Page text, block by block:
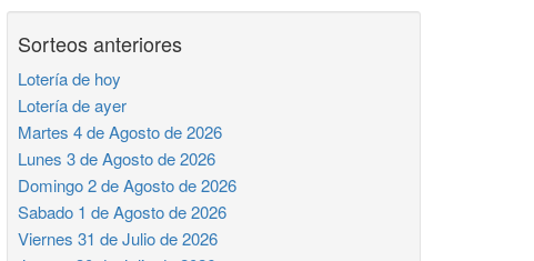
Sorteos anteriores
Lotería de hoy
Lotería de ayer
Martes 4 de Agosto de 2026
Lunes 3 de Agosto de 2026
Domingo 2 de Agosto de 2026
Sabado 1 de Agosto de 2026
Viernes 31 de Julio de 2026